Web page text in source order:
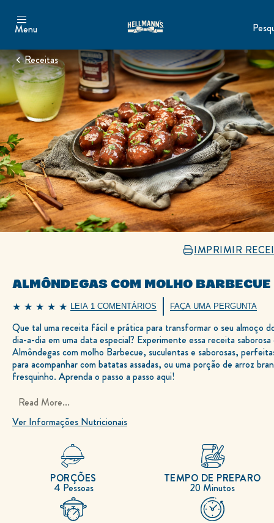
Menu
Receitas
IMPRIMIR
ALMÔNDEGAS COM MOLHO BARBECUE
A
média
deste
Almôndegas
com
Molho
Barbecue
é
5.0
classificações.
LEIA 1 COMENTÁRIOS FAÇA UMA PERGUNTA
Que tal uma receita fácil e prática para transformar o seu almoço
dia-a-dia em uma data especial? Experimente essa receita saborosa
Almôndegas com molho Barbecue, suculentas e saborosas,
para acompanhar com batatas assadas, ou uma porção de arroz
fresquinho. Aprenda o passo a passo aqui!
Read More...
Ver Informações Nutricionais
4 Pessoas
PORÇÕES
20 Minutos
TEMPO DE PREPARO